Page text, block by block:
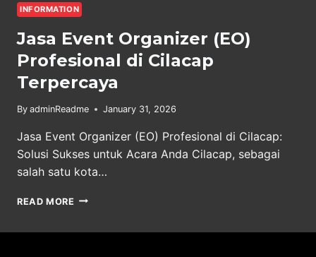
INFORMATION
Jasa Event Organizer (EO)
Profesional di Cilacap
Terpercaya
By adminReadme January 31, 2026
Jasa Event Organizer (EO) Profesional di Cilacap:
Solusi Sukses untuk Acara Anda Cilacap, sebagai
salah satu kota…
READ MORE JASA